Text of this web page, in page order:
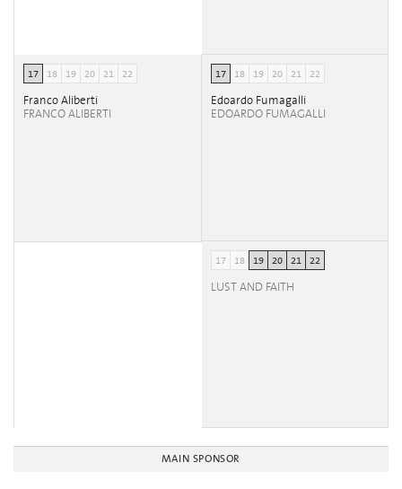
17 18 19 20 21 22
Franco Aliberti
FRANCO ALIBERTI
17 18 19 20 21 22
Edoardo Fumagalli
EDOARDO FUMAGALLI
17 18 19 20 21 22
LUST AND FAITH
MAIN SPONSOR